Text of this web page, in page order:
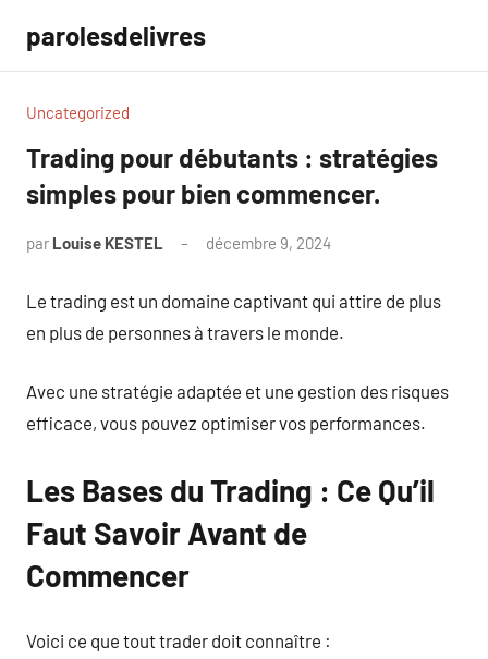
contenu
parolesdelivres
Uncategorized
Trading pour débutants : stratégies
simples pour bien commencer.
par Louise KESTEL décembre 9, 2024
Le trading est un domaine captivant qui attire de plus
en plus de personnes à travers le monde.
Avec une stratégie adaptée et une gestion des risques
efficace, vous pouvez optimiser vos performances.
Les Bases du Trading : Ce Qu’il
Faut Savoir Avant de
Commencer
Voici ce que tout trader doit connaître :